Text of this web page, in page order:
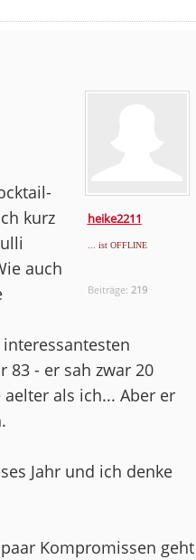
heike2211
... ist OFFLINE
Beiträge: 219
kurz
auch
83 - er sah zwar 20
als ich... Aber er
Jahr und ich denke
Kompromissen geht